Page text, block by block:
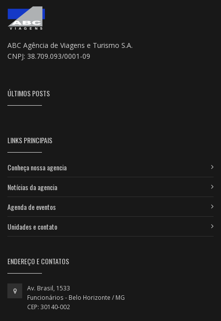
ABC Agência de Viagens e Turismo S.A.
CNPJ: 38.709.093/0001-09
ÚLTIMOS POSTS
LINKS PRINCIPAIS
Conheça nossa agencia
Notícias da agencia
Agenda de eventos
Unidades e contato
ENDEREÇO E CONTATOS
Av. Brasil, 1533
Funcionários - Belo Horizonte / MG
CEP: 30140-002